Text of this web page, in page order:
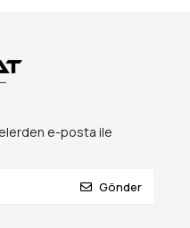
e-posta ile
Gönder